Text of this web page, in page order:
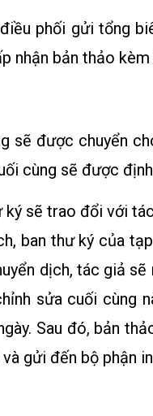
phối gửi tổng
nhận bản thảo
sẽ được chuyển
cùng sẽ được
sẽ trao đổi với
ban thư ký của
dịch, tác giả
sửa cuối cùng
Sau đó, bản
gửi đến bộ phận